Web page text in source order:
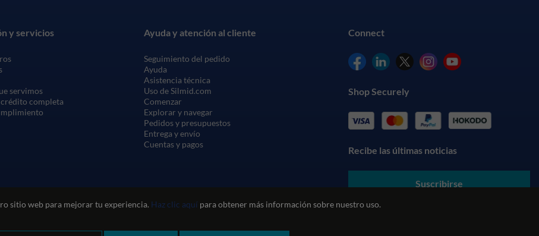
sitio web para mejorar tu experiencia. Haz clic aquí para obtener más información sobre nuestro uso.
y servicios
servimos
completa
Ayuda y atención al cliente
Seguimiento del pedido
Ayuda
Asistencia técnica
Uso de Silmid.com
Comenzar
Explorar y navegar
Pedidos y presupuestos
Entrega y envío
Cuentas y pagos
Connect
Shop Securely
Recibe las últimas noticias
Suscribirse